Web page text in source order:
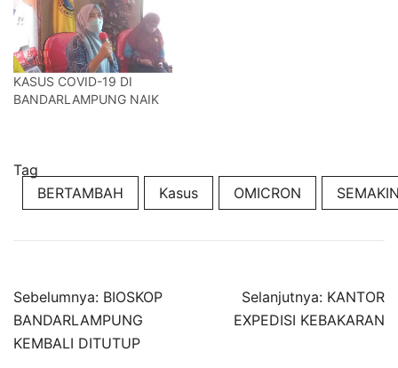
KASUS COVID-19 DI
BANDARLAMPUNG NAIK
Tag
BERTAMBAH
Kasus OMICRON
Navigasi
pos
Sebelumnya: BIOSKOP
BANDARLAMPUNG
KEMBALI DITUTUP
Selanjutnya: KANTOR
EXPEDISI KEBAKARAN